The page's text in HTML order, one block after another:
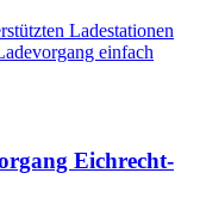
Ladestationen
einfach
Eichrecht-